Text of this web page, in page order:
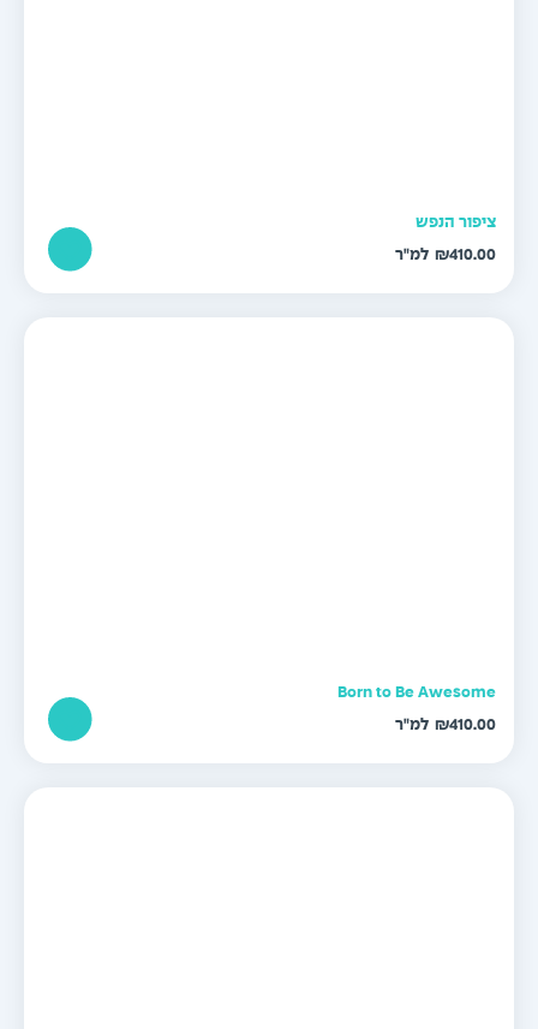
הנפש
₪
Born to Be
₪